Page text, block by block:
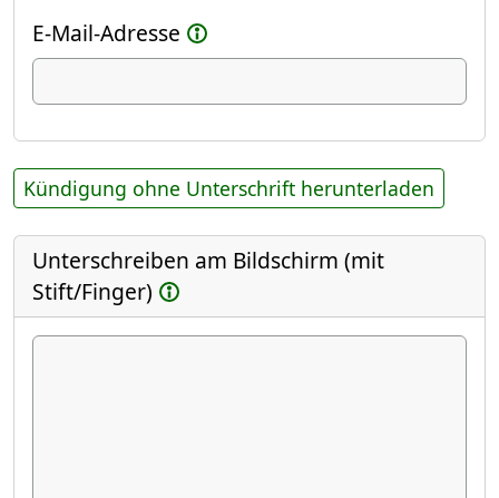
E-Mail-Adresse
Kündigung ohne Unterschrift herunterladen
Unterschreiben am Bildschirm (mit
Stift/Finger)